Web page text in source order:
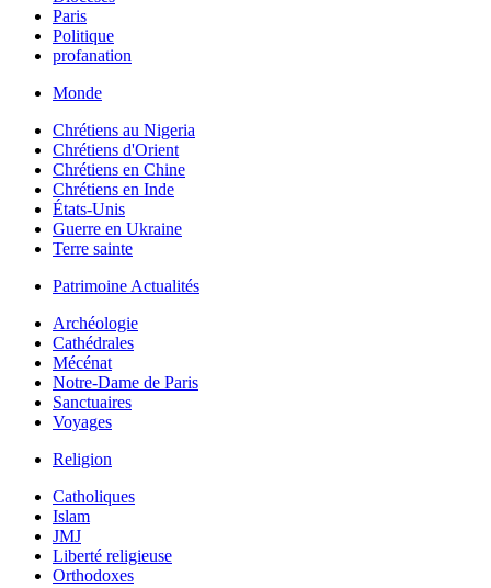
Paris
Politique
profanation
Monde
Chrétiens au Nigeria
Chrétiens d'Orient
Chrétiens en Chine
Chrétiens en Inde
États-Unis
Guerre en Ukraine
Terre sainte
Patrimoine Actualités
Archéologie
Cathédrales
Mécénat
Notre-Dame de Paris
Sanctuaires
Voyages
Religion
Catholiques
Islam
JMJ
Liberté religieuse
Orthodoxes